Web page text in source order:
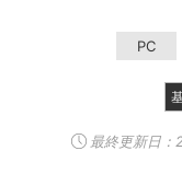
PC
最終更新日：